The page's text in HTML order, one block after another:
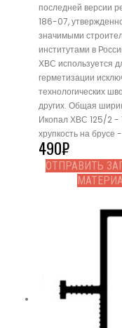
последней версии
186-07,
значимыми
институтами в
ХВС используется
герметизации
технологических
других. Общая
Икопал ХВС 125/2 -
хрупкость на
490₽
ОТПРАВИТЬ